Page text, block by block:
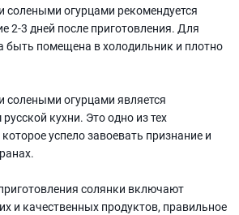
солеными огурцами рекомендуется
2-3 дней после приготовления. Для
быть помещена в холодильник и плотно
солеными огурцами является
кухни. Это одно из тех
успело завоевать признание и
солянки включают
и качественных продуктов, правильное